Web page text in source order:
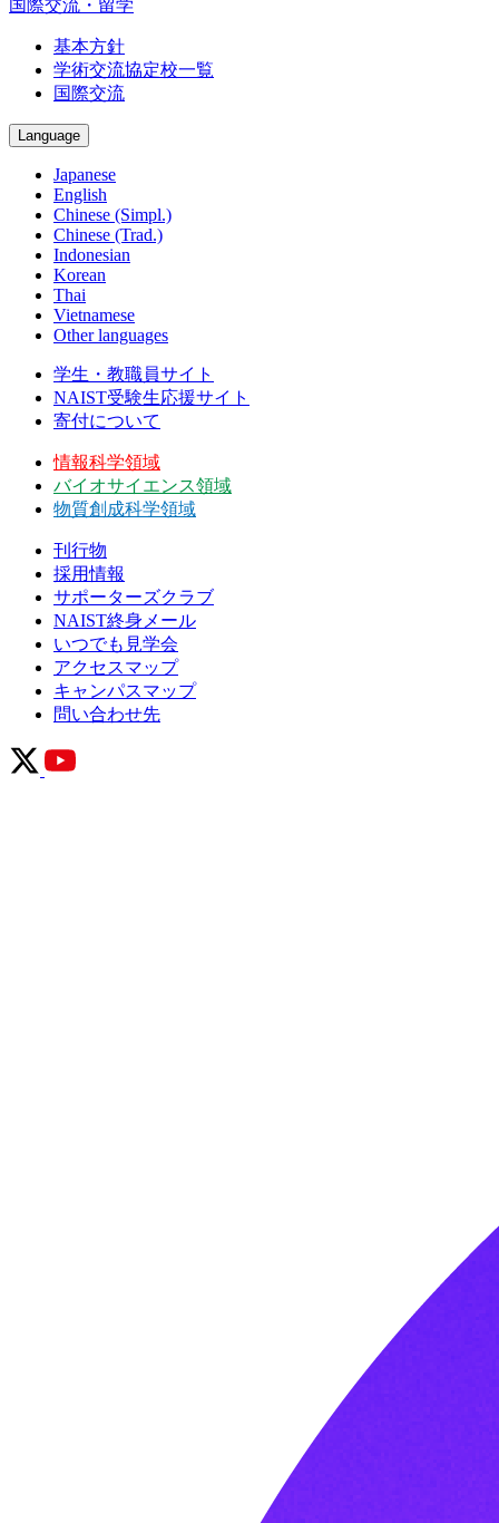
国際交流・留学
基本方針
学術交流協定校一覧
国際交流
Language
Japanese
English
Chinese (Simpl.)
Chinese (Trad.)
Indonesian
Korean
Thai
Vietnamese
Other languages
学生・教職員サイト
NAIST受験生応援サイト
寄付について
情報科学領域
バイオサイエンス領域
物質創成科学領域
刊行物
採用情報
サポーターズクラブ
NAIST終身メール
いつでも見学会
アクセスマップ
キャンパスマップ
問い合わせ先